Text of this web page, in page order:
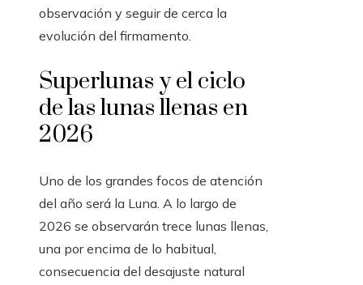
observación y seguir de cerca la
evolución del firmamento.
Superlunas y el ciclo
de las lunas llenas en
2026
Uno de los grandes focos de atención
del año será la Luna. A lo largo de
2026 se observarán trece lunas llenas,
una por encima de lo habitual,
consecuencia del desajuste natural